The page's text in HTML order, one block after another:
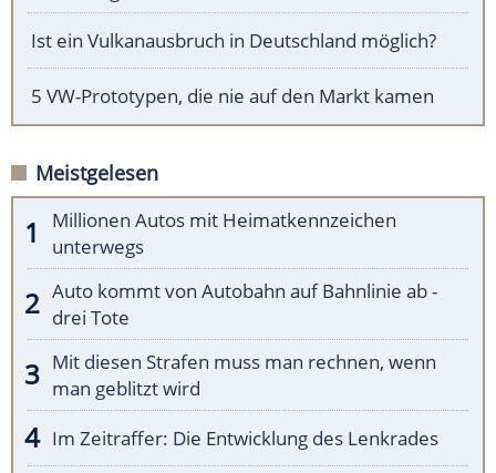
Ist ein Vulkanausbruch in Deutschland möglich?
5 VW-Prototypen, die nie auf den Markt kamen
Meistgelesen
Millionen Autos mit Heimatkennzeichen
unterwegs
Auto kommt von Autobahn auf Bahnlinie ab -
drei Tote
Mit diesen Strafen muss man rechnen, wenn
man geblitzt wird
Im Zeitraffer: Die Entwicklung des Lenkrades